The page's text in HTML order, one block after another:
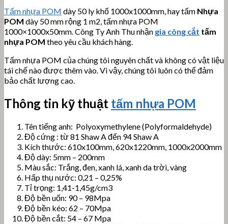
Tấm nhựa POM dày 50 ly khổ 1000x1000mm, hay tấm Nhựa
POM dày 50 mm rộng 1 m2, tấm nhựa POM
1000×1000x50mm. Công Ty Anh Thu nhận gia công cắt tấm
nhựa POM theo yêu cầu khách hàng.
Tấm nhựa POM của chúng tôi nguyên chất và không có vật liệu
tái chế nào được thêm vào. Vì vậy, chúng tôi luôn có thể đảm
bảo chất lượng cao.
Thông tin kỹ thuật tấm nhựa POM
Tên tiếng anh: Polyoxymethylene (Polyformaldehyde)
Độ cứng : từ 81 Shaw A đến 94 Shaw A
Kích thước: 610x100mm, 620x1220mm, 1000x2000mm
Độ dày: 5mm – 200mm
Màu sắc: Trắng, đen, xanh lá, xanh da trời, vàng
Hấp thụ nước: 0,21 – 0,25%
Tỉ trọng: 1,41-1,45g/cm3
Độ bền uốn: 90 – 98Mpa
Độ bền kéo: 62 – 70Mpa
Độ bền cắt: 54 – 67 Mpa